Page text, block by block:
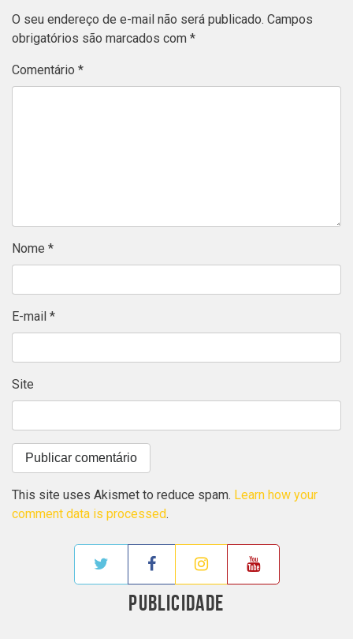
O seu endereço de e-mail não será publicado. Campos
obrigatórios são marcados com *
Comentário *
Nome *
E-mail *
Site
This site uses Akismet to reduce spam. Learn how your
comment data is processed.
PUBLICIDADE